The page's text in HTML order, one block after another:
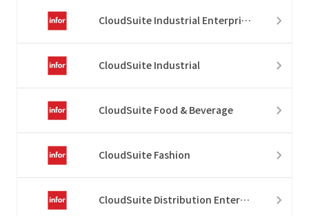
CloudSuite Industrial Enterprise
CloudSuite Industrial
CloudSuite Food & Beverage
CloudSuite Fashion
CloudSuite Distribution Enterprise